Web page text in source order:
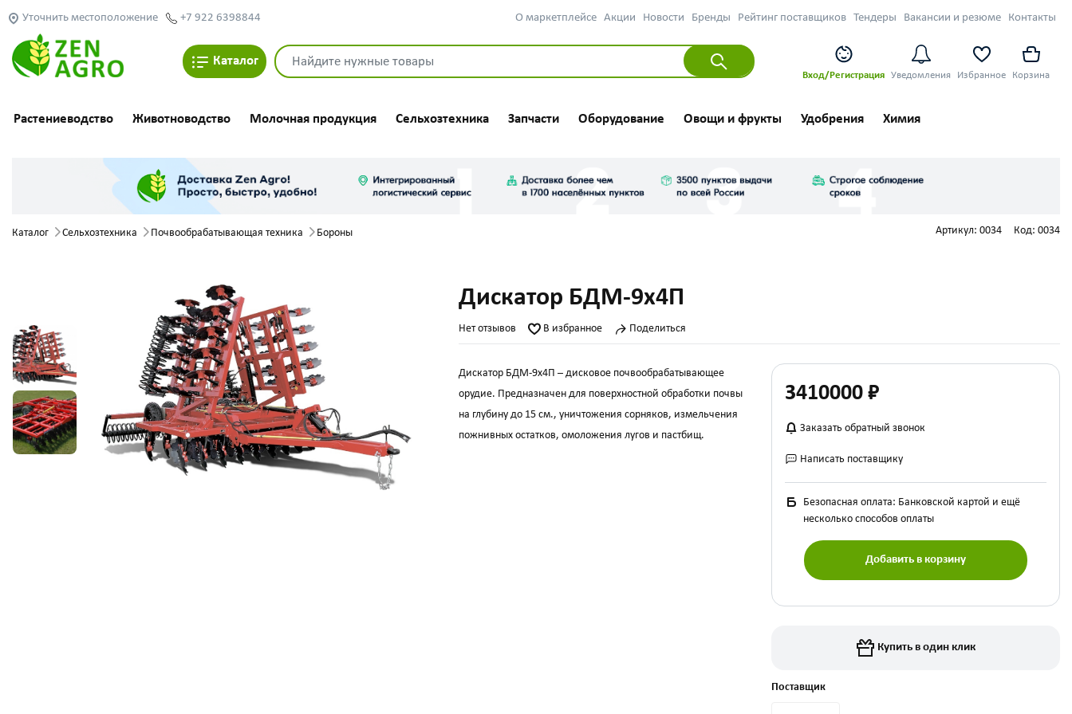
Уточнить местоположение +7 922 6398844 О маркетплейсе Акции Новости Бренды Рейтинг поставщиков Тендеры Вакансии и резюме Контакты
Каталог
Вход/Регистрация Уведомления Избранное Корзина
Растениеводство Животноводство Молочная продукция Сельхозтехника Запчасти Оборудование Овощи и фрукты Удобрения Химия
Каталог Сельхозтехника Почвообрабатывающая техника Бороны Артикул: 0034 Код: 0034
Дискатор БДМ-9х4П
Нет отзывов В избранное Поделиться
Дискатор БДМ-9х4П – дисковое почвообрабатывающее
орудие. Предназначен для поверхностной обработки почвы
на глубину до 15 см., уничтожения сорняков, измельчения
пожнивных остатков, омоложения лугов и пастбищ.
3410000 ₽
Заказать обратный звонок
Написать поставщику
Безопасная оплата: Банковской картой и ещё
несколько способов оплаты
Добавить в корзину
Купить в один клик
Поставщик